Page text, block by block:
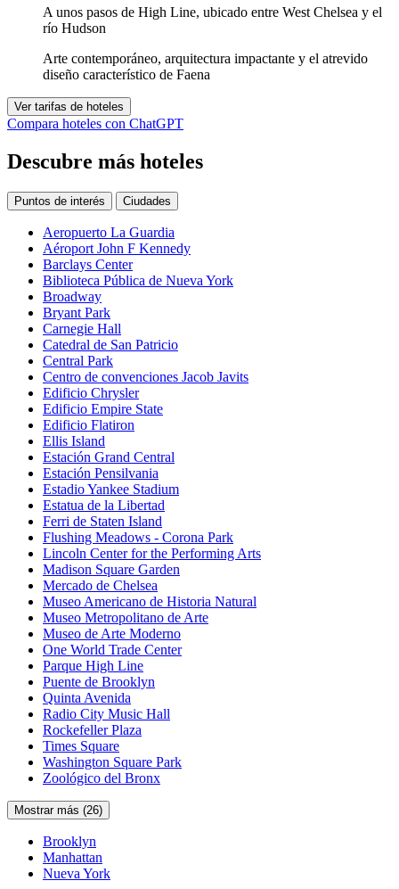
A unos pasos de High Line, ubicado entre West Chelsea y el
río Hudson
Arte contemporáneo, arquitectura impactante y el atrevido
diseño característico de Faena
Ver tarifas de hoteles
Compara hoteles con ChatGPT
Descubre más hoteles
Puntos de interés Ciudades
Aeropuerto La Guardia
Aéroport John F Kennedy
Barclays Center
Biblioteca Pública de Nueva York
Broadway
Bryant Park
Carnegie Hall
Catedral de San Patricio
Central Park
Centro de convenciones Jacob Javits
Edificio Chrysler
Edificio Empire State
Edificio Flatiron
Ellis Island
Estación Grand Central
Estación Pensilvania
Estadio Yankee Stadium
Estatua de la Libertad
Ferri de Staten Island
Flushing Meadows - Corona Park
Lincoln Center for the Performing Arts
Madison Square Garden
Mercado de Chelsea
Museo Americano de Historia Natural
Museo Metropolitano de Arte
Museo de Arte Moderno
One World Trade Center
Parque High Line
Puente de Brooklyn
Quinta Avenida
Radio City Music Hall
Rockefeller Plaza
Times Square
Washington Square Park
Zoológico del Bronx
Mostrar más (26)
Brooklyn
Manhattan
Nueva York